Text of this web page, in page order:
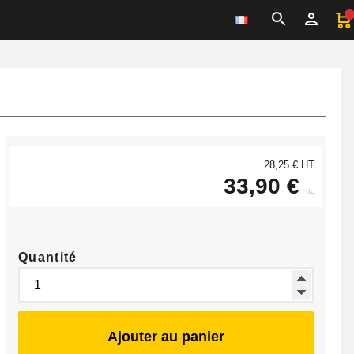
28,25 € HT
33,90 € ttc
Quantité
Ajouter au panier